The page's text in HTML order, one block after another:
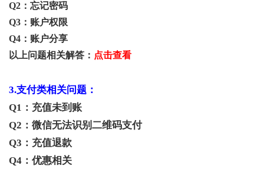
Q2：忘记密码
Q3：账户权限
Q4：账户分享
以上问题相关解答： 点击查看
3.支付类相关问题：
Q1：充值未到账
Q2：微信无法识别二维码支付
Q3：充值退款
Q4：优惠相关